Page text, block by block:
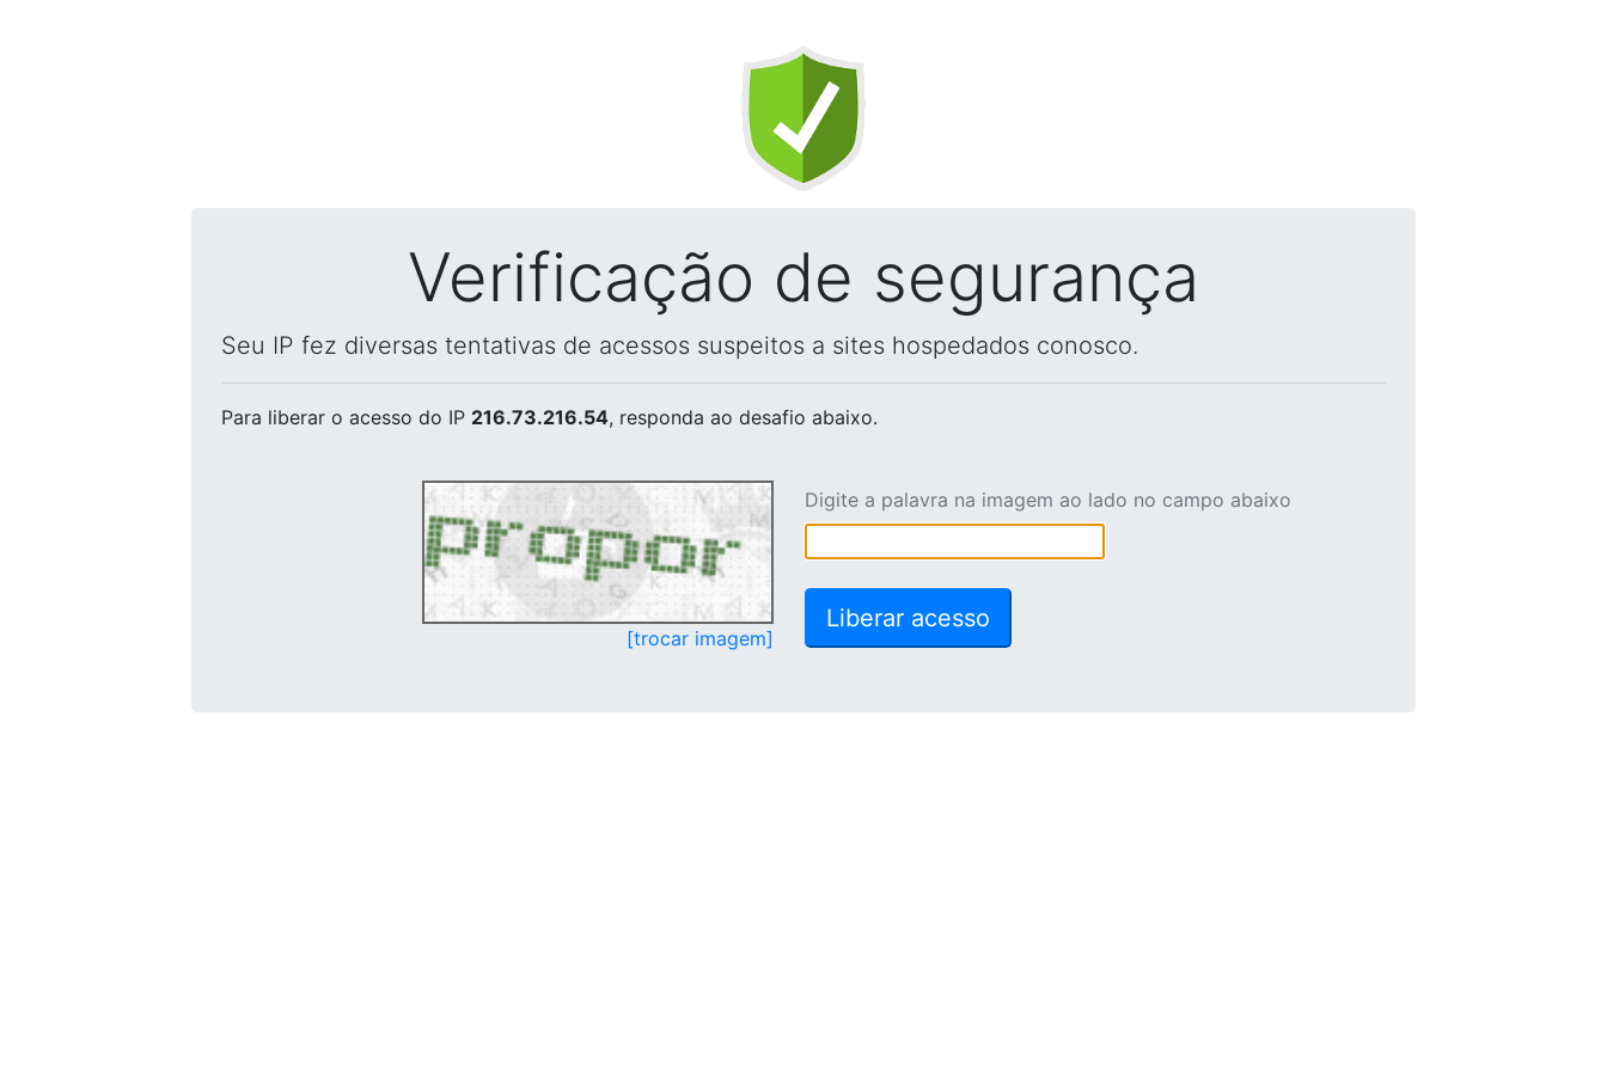
Verificação de segurança
Seu IP fez diversas tentativas de acessos suspeitos a sites hospedados conosco.
Para liberar o acesso do IP 216.73.216.54, responda ao desafio abaixo.
[trocar imagem]
Digite a palavra na imagem ao lado no campo abaixo